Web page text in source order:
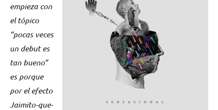
empieza con
el tópico
“pocas veces
un debut es
tan bueno”
es porque
por el efecto
Jaimito-que-